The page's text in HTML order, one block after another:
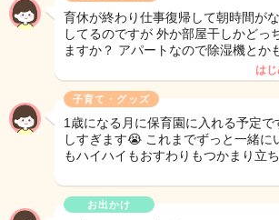
育休が終わり仕事復帰して朝時間が
してるのですが 外か部屋干しかどっ
ますか？ アパートなので除湿機とか
は
子育て・グッズ
1歳になる月に保育園に入れる予定で
しすぎます😭 これまでずっと一緒に
もハイハイもおすわりもつかまり立
お出かけ